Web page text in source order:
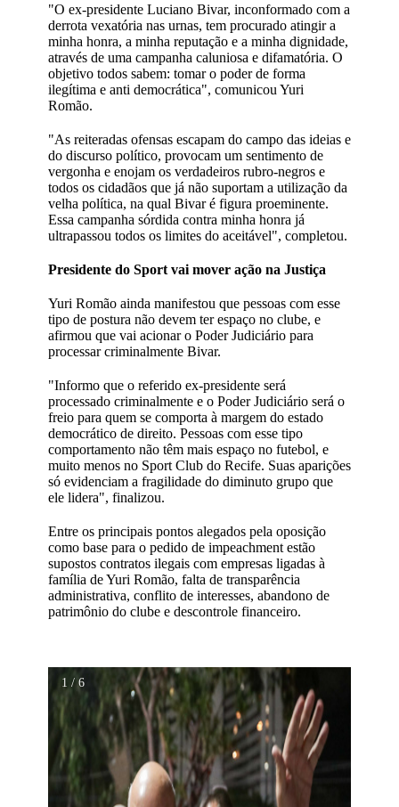
"O ex-presidente Luciano Bivar, inconformado com a
derrota vexatória nas urnas, tem procurado atingir a
minha honra, a minha reputação e a minha dignidade,
através de uma campanha caluniosa e difamatória. O
objetivo todos sabem: tomar o poder de forma
ilegítima e anti democrática", comunicou Yuri
Romão.
"As reiteradas ofensas escapam do campo das ideias e
do discurso político, provocam um sentimento de
vergonha e enojam os verdadeiros rubro-negros e
todos os cidadãos que já não suportam a utilização da
velha política, na qual Bivar é figura proeminente.
Essa campanha sórdida contra minha honra já
ultrapassou todos os limites do aceitável", completou.
Presidente do Sport vai mover ação na Justiça
Yuri Romão ainda manifestou que pessoas com esse
tipo de postura não devem ter espaço no clube, e
afirmou que vai acionar o Poder Judiciário para
processar criminalmente Bivar.
"Informo que o referido ex-presidente será
processado criminalmente e o Poder Judiciário será o
freio para quem se comporta à margem do estado
democrático de direito. Pessoas com esse tipo
comportamento não têm mais espaço no futebol, e
muito menos no Sport Club do Recife. Suas aparições
só evidenciam a fragilidade do diminuto grupo que
ele lidera", finalizou.
Entre os principais pontos alegados pela oposição
como base para o pedido de impeachment estão
supostos contratos ilegais com empresas ligadas à
família de Yuri Romão, falta de transparência
administrativa, conflito de interesses, abandono de
patrimônio do clube e descontrole financeiro.
1 / 6